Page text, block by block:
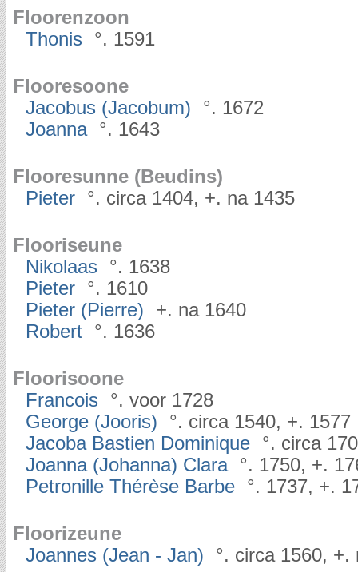
Floorenzoon
Thonis
°. 1591
Flooresoone
Jacobus (Jacobum)
°. 1672
Joanna
°. 1643
Flooresunne (Beudins)
Pieter
°. circa 1404, +. na 1435
Flooriseune
Nikolaas
°. 1638
Pieter
°. 1610
Pieter (Pierre)
+. na 1640
Robert
°. 1636
Floorisoone
Francois
°. voor 1728
George (Jooris)
°. circa 1540, +. 1577
Jacoba Bastien Dominique
°. circa
Joanna (Johanna) Clara
°. 1750, +.
Petronille Thérèse Barbe
°. 1737, +.
Floorizeune
Joannes (Jean - Jan)
°. circa 1560, +.